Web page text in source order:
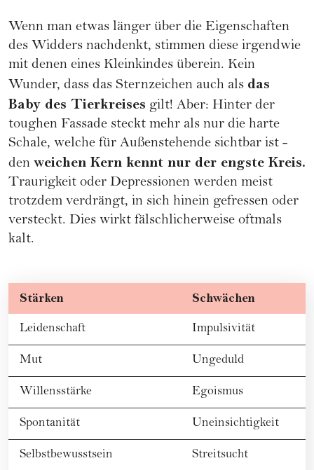
Wenn man etwas länger über die Eigenschaften
des Widders nachdenkt, stimmen diese irgendwie
mit denen eines Kleinkindes überein. Kein
Wunder, dass das Sternzeichen auch als das
Baby des Tierkreises gilt! Aber: Hinter der
toughen Fassade steckt mehr als nur die harte
Schale, welche für Außenstehende sichtbar ist -
den weichen Kern kennt nur der engste Kreis.
Traurigkeit oder Depressionen werden meist
trotzdem verdrängt, in sich hinein gefressen oder
versteckt. Dies wirkt fälschlicherweise oftmals
kalt.
Stärken Schwächen
Leidenschaft Impulsivität
Mut Ungeduld
Willensstärke Egoismus
Spontanität Uneinsichtigkeit
Selbstbewusstsein Streitsucht